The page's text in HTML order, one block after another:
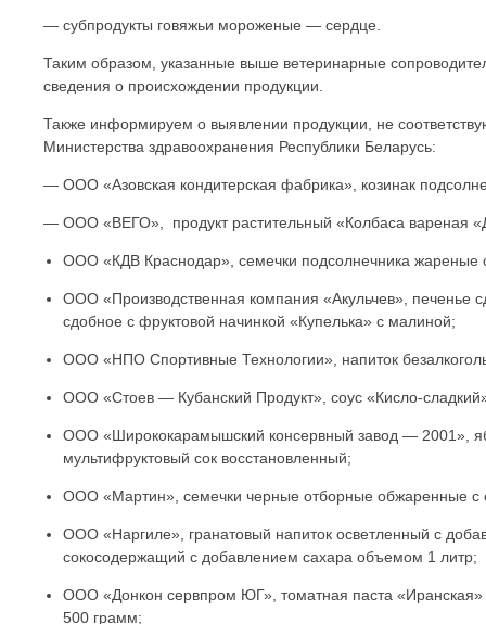
— субпродукты говяжьи мороженые — сердце.
Таким образом, указанные выше ветеринарные
сведения о происхождении продукции.
Также информируем о выявлении продукции, не
Министерства здравоохранения Республики Беларусь:
— ООО «Азовская кондитерская фабрика», козинак
— ООО «ВЕГО», продукт растительный «Колбаса вареная
ООО «КДВ Краснодар», семечки подсолнечника жареные
ООО «Производственная компания «Акульчев», печенье
сдобное с фруктовой начинкой «Купелька» с малиной;
ООО «НПО Спортивные Технологии», напиток
ООО «Стоев — Кубанский Продукт», соус «Кисло-
ООО «Ширококарамышский консервный завод — 2001»,
мультифруктовый сок восстановленный;
ООО «Мартин», семечки черные отборные обжаренные
ООО «Наргиле», гранатовый напиток осветленный с
сокосодержащий с добавлением сахара объемом 1 литр;
ООО «Донкон сервпром ЮГ», томатная паста
500 грамм;